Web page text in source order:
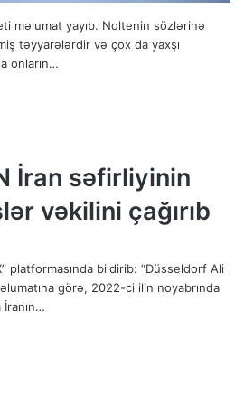
məlumat yayıb. Noltenin sözlərinə
təyyarələrdir və çox da yaxşı
onların…
İran səfirliyinin
vəkilini çağırıb
platformasında bildirib: “Düsseldorf Ali
görə, 2022-ci ilin noyabrında